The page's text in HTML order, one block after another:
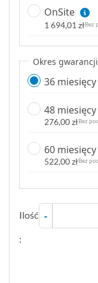
OnSite
1 694,01 zł
Okres gwarancji
36 miesięcy
48 miesięcy
276,00 zł
60 miesięcy
522,00 zł
Ilość
:
-